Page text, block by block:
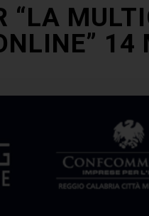
“LA
14